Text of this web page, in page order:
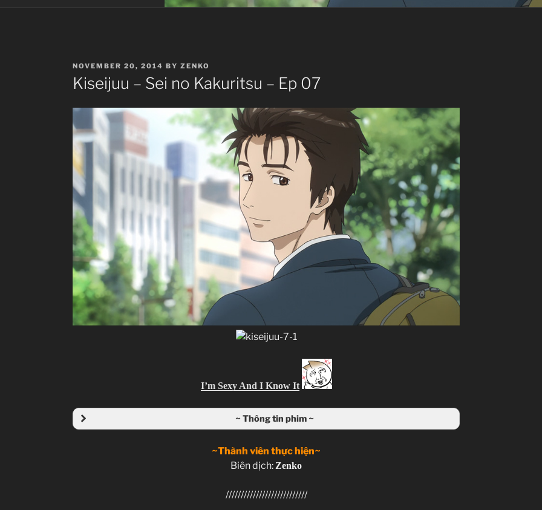
POSTED
ON
NOVEMBER 20, 2014 BY ZENKO
Kiseijuu – Sei no Kakuritsu – Ep 07
I’m Sexy And I Know It
~ Thông tin phim ~
~Thành viên thực hiện~
Biên dịch:Zenko
///////////////////////////